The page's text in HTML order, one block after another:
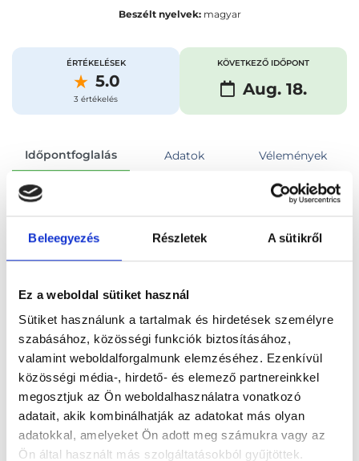
Beleegyezés Részletek A sütikről
Ez a weboldal sütiket használ
Sütiket használunk a tartalmak és hirdetések személyre
szabásához, közösségi funkciók biztosításához,
valamint weboldalforgalmunk elemzéséhez. Ezenkívül
közösségi média-, hirdető- és elemező partnereinkkel
megosztjuk az Ön weboldalhasználatra vonatkozó
adatait, akik kombinálhatják az adatokat más olyan
adatokkal, amelyeket Ön adott meg számukra vagy az
Ön által használt más szolgáltatásokból gyűjtöttek.
Beszélt nyelvek:magyar
ÉRTÉKELÉSEK
5.0
3 értékelés
KÖVETKEZŐ IDŐPONT
Aug. 18.
Időpontfoglalás Adatok Vélemények
Foglalj időpontot
Összes szakterület
Főoldal Orvosok Pszichiáter
Pszichiáter, Budapest, XII. kerület
Dr. Kenedli Konrád